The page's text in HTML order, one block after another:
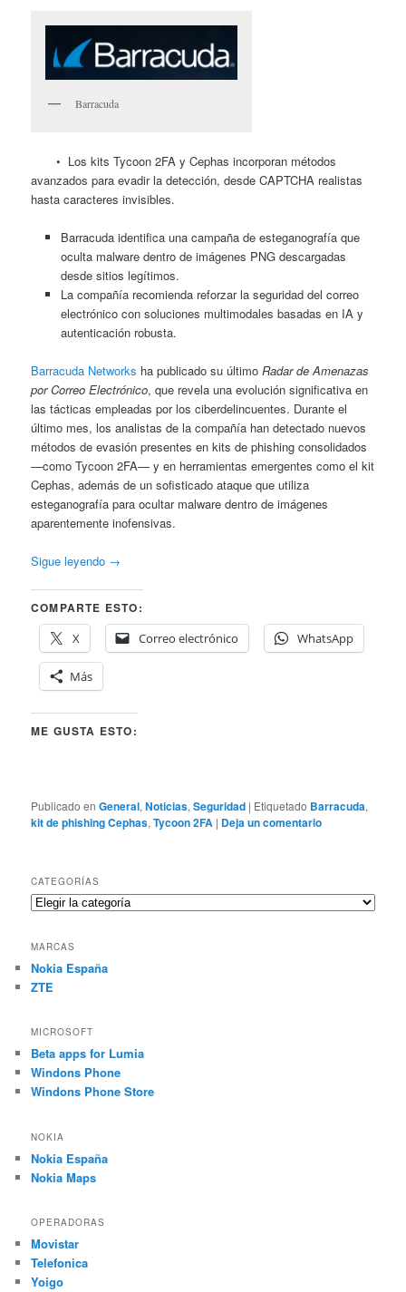
Barracuda
• Los kits Tycoon 2FA y Cephas incorporan métodos
avanzados para evadir la detección, desde CAPTCHA realistas
hasta caracteres invisibles.
Barracuda identifica una campaña de esteganografía que
oculta malware dentro de imágenes PNG descargadas
desde sitios legítimos.
La compañía recomienda reforzar la seguridad del correo
electrónico con soluciones multimodales basadas en IA y
autenticación robusta.
Barracuda Networks ha publicado su últimoRadar de Amenazas
por Correo Electrónico, que revela una evolución significativa en
las tácticas empleadas por los ciberdelincuentes. Durante el
último mes, los analistas de la compañía han detectado nuevos
métodos de evasión presentes en kits de phishing consolidados
—como Tycoon 2FA— y en herramientas emergentes como el kit
Cephas, además de un sofisticado ataque que utiliza
esteganografía para ocultar malware dentro de imágenes
aparentemente inofensivas.
Sigue leyendo →
COMPARTE ESTO:
X
Correo electrónico WhatsApp
Más
ME GUSTA ESTO:
Publicado en General,Noticias,Seguridad | Etiquetado Barracuda,
kit de phishing Cephas,Tycoon 2FA | Deja un comentario
CATEGORÍAS
Categorías
MARCAS
Nokia España
ZTE
MICROSOFT
Beta apps for Lumia
Windons Phone
Windons Phone Store
NOKIA
Nokia España
Nokia Maps
OPERADORAS
Movistar
Telefonica
Yoigo